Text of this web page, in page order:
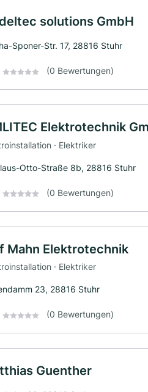
solutions GmbH
Sponer-Str. 17, 28816 Stuhr
(0 Bewertungen)
Elektrotechnik
· Elektriker
Otto-Straße 8b, 28816 Stuhr
(0 Bewertungen)
Mahn Elektrotechnik
· Elektriker
23, 28816 Stuhr
(0 Bewertungen)
Guenther